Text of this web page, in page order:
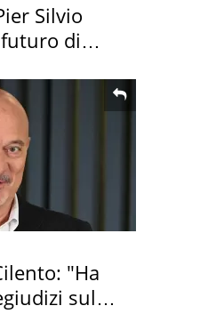
Silvio
di
"Ha
sul